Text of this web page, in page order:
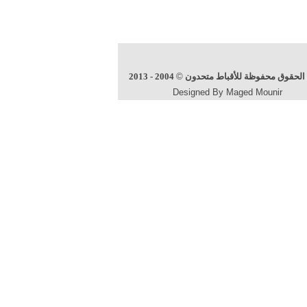
محفوظة للأقباط متحدون ©
2004 - 2013
Designed By Maged Mounir